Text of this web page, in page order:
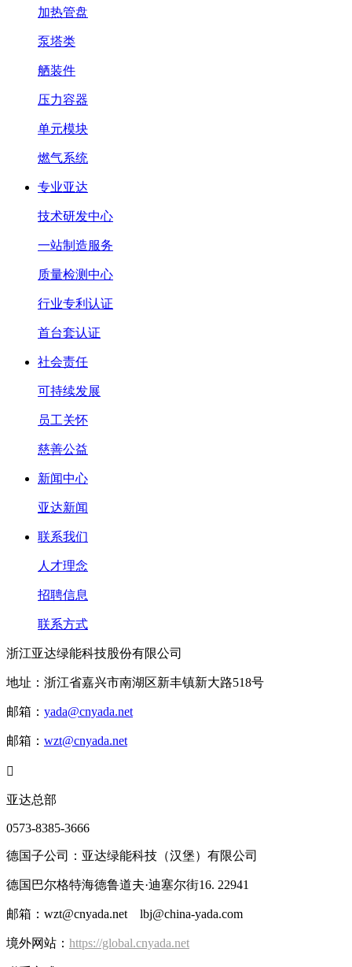
加热管盘
泵塔类
舾装件
压力容器
单元模块
燃气系统
专业亚达
技术研发中心
一站制造服务
质量检测中心
行业专利认证
首台套认证
社会责任
可持续发展
员工关怀
慈善公益
新闻中心
亚达新闻
联系我们
人才理念
招聘信息
联系方式
浙江亚达绿能科技股份有限公司
地址：浙江省嘉兴市南湖区新丰镇新大路518号
邮箱： yada@cnyada.net
邮箱： wzt@cnyada.net

亚达总部
0573-8385-3666
德国子公司：亚达绿能科技（汉堡）有限公司
德国巴尔格特海德鲁道夫·迪塞尔街16. 22941
邮箱：wzt@cnyada.net lbj@china-yada.com
境外网站： https://global.cnyada.net